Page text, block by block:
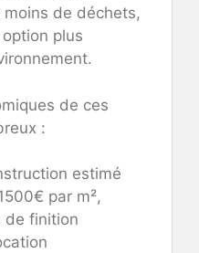
de déchets,
plus
de ces
:
estimé
par m²,
de finition